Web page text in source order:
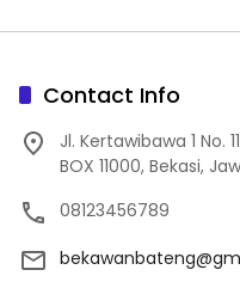
Contact Info
Jl. Kertawibawa 1 No.
BOX 11000, Bekasi,
08123456789